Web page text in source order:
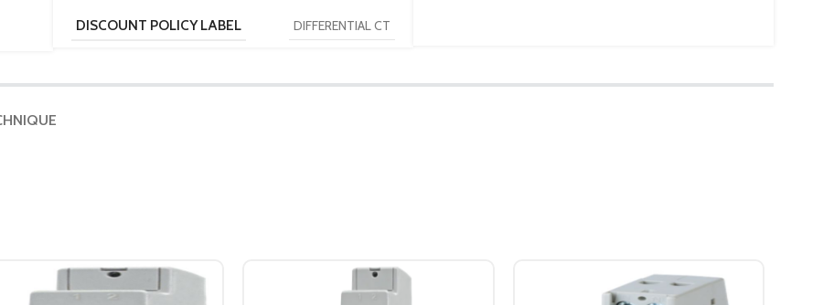
DISCOUNT POLICY LABEL DIFFERENTIAL CT
PAYS D'ORIGINE FR